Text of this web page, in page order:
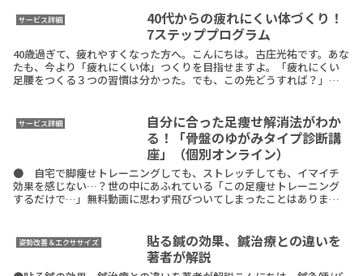
サービス詳細
40代からの疲れにくい体づくり！
7ステッププログラム
40歳過ぎて、疲れやすくなった方へ。こんにちは。古庄光祐です。あな
たも、今より「疲れにくい体」つくりを目指せますよ。「疲れにくい
足腰をつくる３つの習慣は分かった。でも、この先どうすれば？」
サービス詳細
自分に合った足痩せ解消法がわか
る！「骨盤のゆがみタイプ診断講
座」（個別オンライン）
● 自宅で脚痩せトレーニングしても、ストレッチしても、イマイチ
効果を感じない…？世の中にあふれている「この足痩せトレーニング
するだけで…」無料動画に思わず飛びついてしまったことはありませ
姿勢改善＆エクササイズ
貼る鍼の効果、鍼治療との違いを
著者が解説